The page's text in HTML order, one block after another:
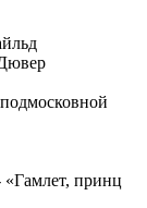
«Гамлет, принц